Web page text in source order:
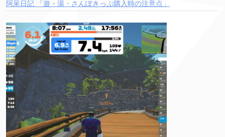
阿呆日記 「遊・湯・さんぽきっぷ購入時の注意点」